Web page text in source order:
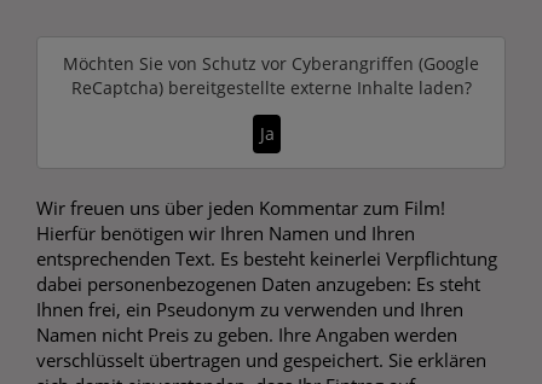
Möchten Sie von Schutz vor Cyberangriffen (Google
ReCaptcha)bereitgestellte externe Inhalte laden?
Ja
Wir freuen uns über jeden Kommentar zum Film!
Hierfür benötigen wir Ihren Namen und Ihren
entsprechenden Text. Es besteht keinerlei Verpflichtung
dabei personenbezogenen Daten anzugeben: Es steht
Ihnen frei, ein Pseudonym zu verwenden und Ihren
Namen nicht Preis zu geben. Ihre Angaben werden
verschlüsselt übertragen und gespeichert. Sie erklären